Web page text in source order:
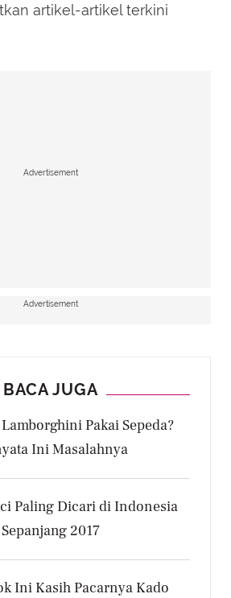
artikel-artikel terkini
Advertisement
Advertisement
BACA JUGA
Pakai Sepeda?
Ini Masalahnya
Paling Dicari di Indonesia
Sepanjang 2017
Ini Kasih Pacarnya Kado